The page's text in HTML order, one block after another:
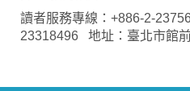
讀者服務專線：+886-2-
23318496 地址：臺北市館